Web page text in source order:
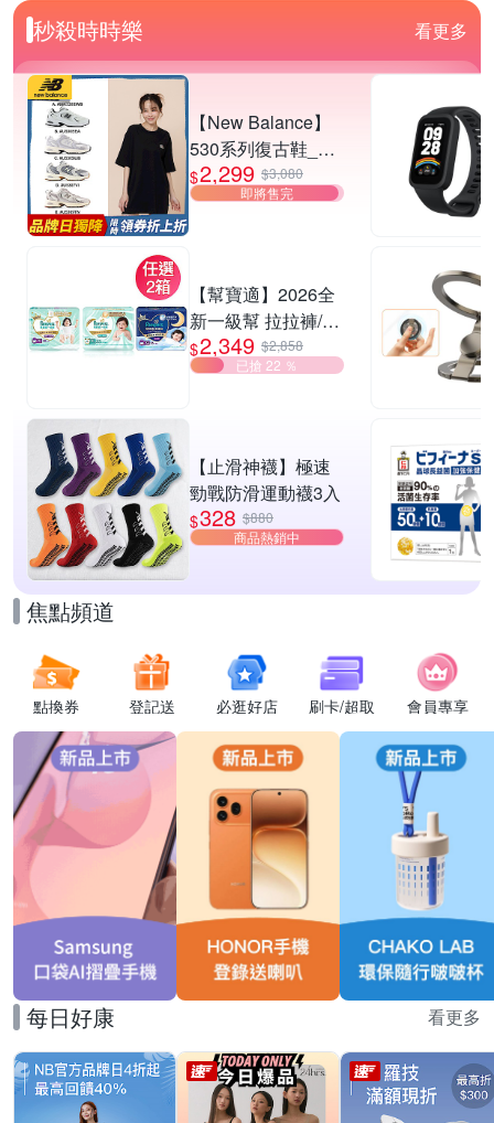
秒殺時時樂 看更多
【New Balance】
530系列復古鞋_中
性_5款任選
(MR530EWB/U530
$2,299 $3,080
即將售完
【幫寶適】2026全
新一級幫 拉拉褲/黏
貼型/夜用褲型 多款
任選2箱
$2,349 $2,858
已搶 22 ％
【止滑神襪】極速
勁戰防滑運動襪3入
$328 $880
商品熱銷中
焦點頻道
點換券 登記送 必逛好店 刷卡/超取 會員專享
每日好康 看更多